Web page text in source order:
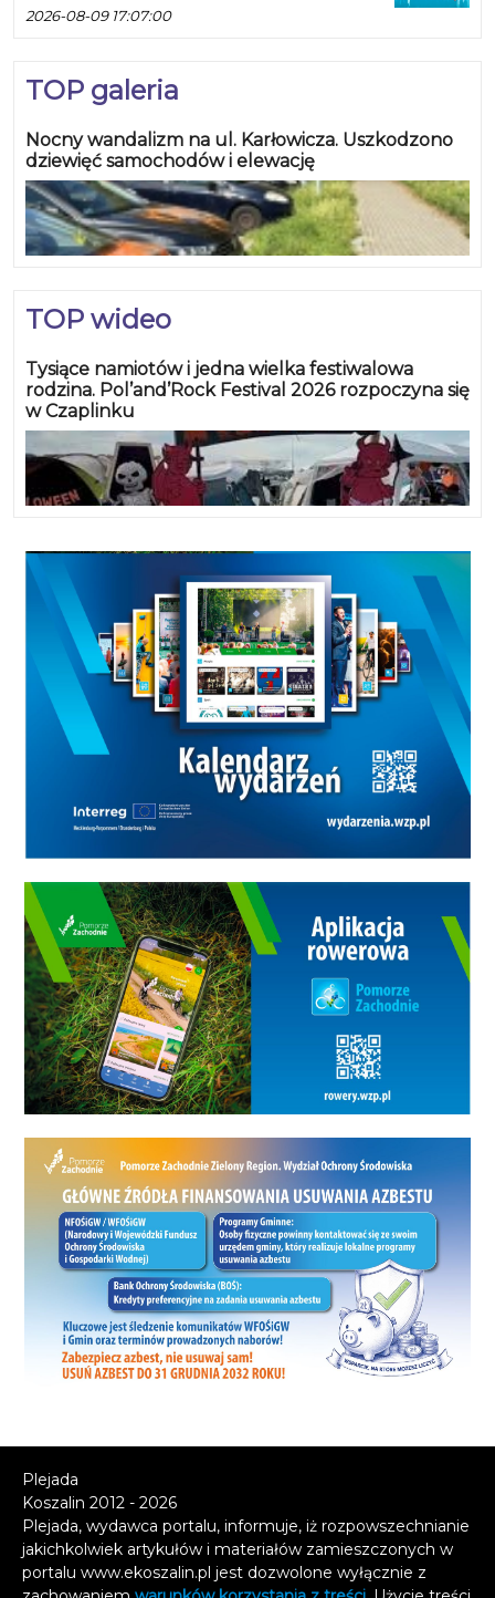
2026-08-09 17:07:00
TOP galeria
Nocny wandalizm na ul. Karłowicza. Uszkodzono
dziewięć samochodów i elewację
TOP wideo
Tysiące namiotów i jedna wielka festiwalowa
rodzina. Pol’and’Rock Festival 2026 rozpoczyna się
w Czaplinku
Plejada
Koszalin 2012 - 2026
Plejada, wydawca portalu, informuje, iż rozpowszechnianie
jakichkolwiek artykułów i materiałów zamieszczonych w
portalu www.ekoszalin.pl jest dozwolone wyłącznie z